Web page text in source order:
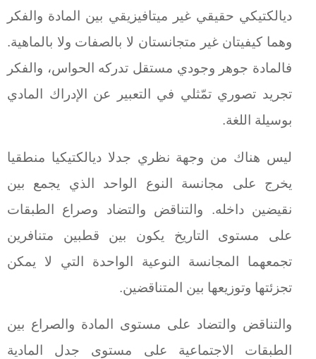
ديالكتيكي حقيقي غير ميتافيزيقي بين المادة والفكر
وهما كيفيتان غير متجانستان لا بالصفات ولا بالماهية.
فالمادة جوهر وجودي مستقل تدركه الحواس، والفكر
تجريد تصوري تمّثلي في التعبير عن الإدراك المادي
بوسيلة اللغة.
ليس هناك من وجهة نظري جدلا ديالكتيكيا منطقيا
يخرج على مجانسة النوع الواحد الذي يجمع بين
نقيضين داخله. والتناقض والتضاد وصراع الطبقات
على مستوى التاريخ يكون بين قطبين متنافرين
تجمعهما المجانسة النوعية الواحدة التي لا يمكن
تجزئتها وتوزيعها بين المتناقضين.
والتناقض والتضاد على مستوى المادة والصراع بين
الطبقات الاجتماعية على مستوى جدل المادية